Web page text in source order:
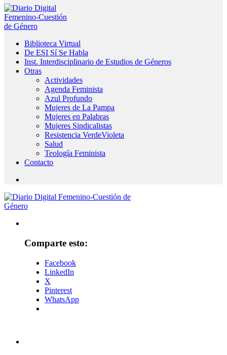
Biblioteca Virtual
De ESI Sí Se Habla
Inst. Interdisciplinario de Estudios de Géneros
Otras
Actividades
Agenda Feminista
Azul Profundo
Mujeres de La Pampa
Mujeres en Palabras
Mujeres Sindicalistas
Resistencia VerdeVioleta
Salud
Teología Feminista
Contacto
Comparte esto:
Facebook
LinkedIn
X
Pinterest
WhatsApp